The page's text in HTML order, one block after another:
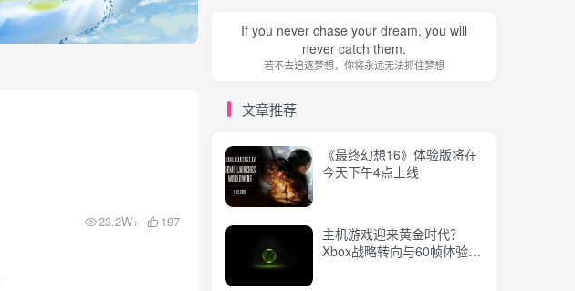
23.2W+ 197
今天下午4点上线
《合金装备Δ：食蛇者》主
机表现大对比：PS5展现最
EA宣布2025年关服游戏名
单：7款新游戏将于1月关闭
If you never chase your dream, you will
never catch them.
若不去追逐梦想，你将永远无法抓住梦想
文章推荐
《最终幻想16》体验版将在
今天下午4点上线
主机游戏迎来黄金时代？
Xbox战略转向与60帧体验双